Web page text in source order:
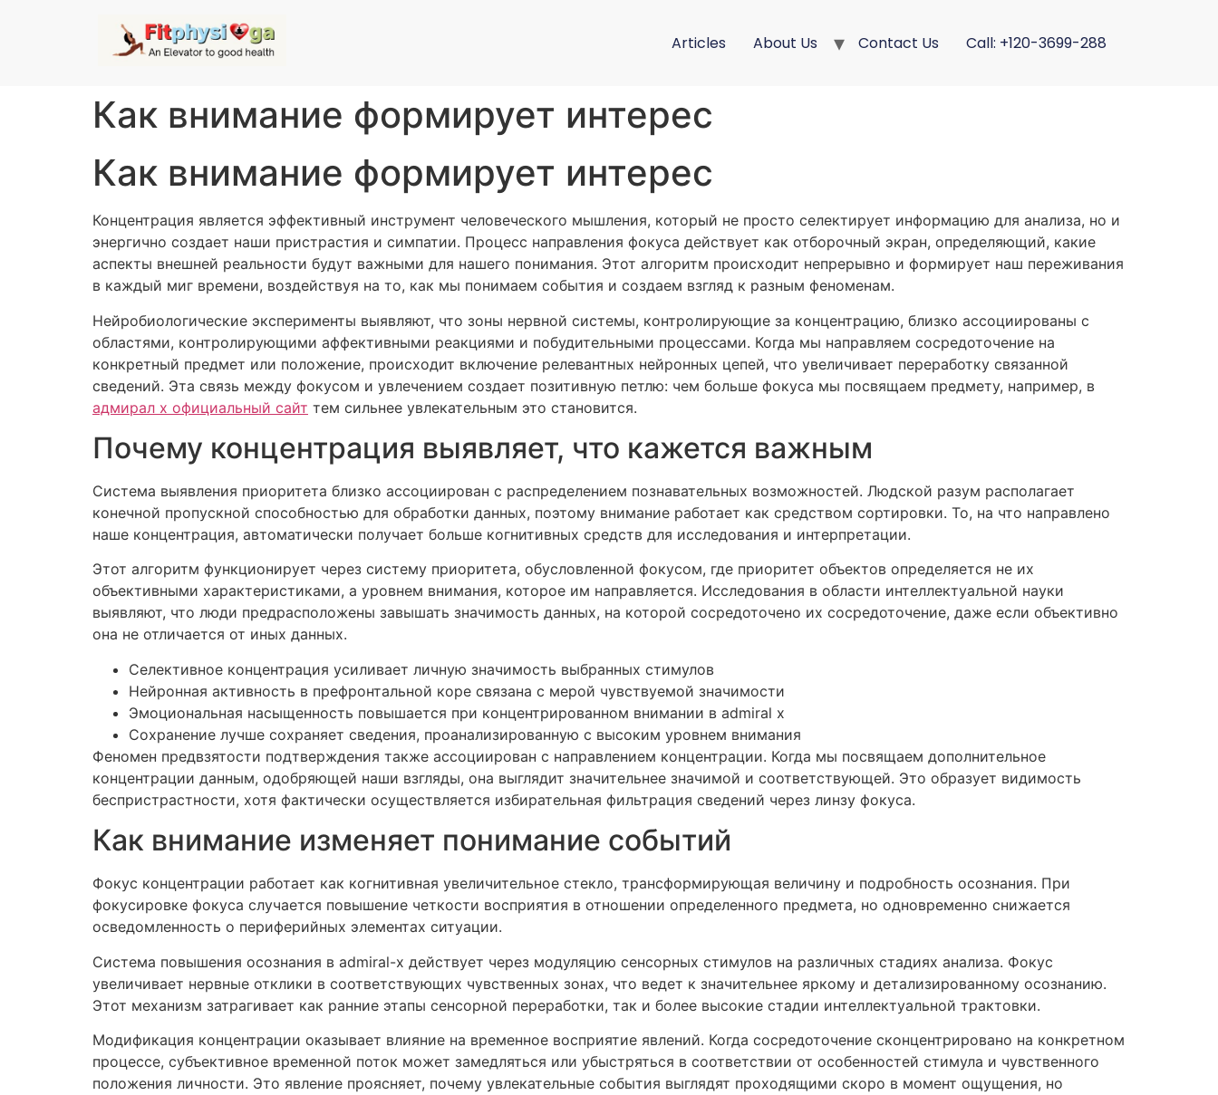
Articles About Us Contact Us Call: +120-3699-288
Как внимание формирует интерес
Как внимание формирует интерес
Концентрация является эффективный инструмент человеческого мышления, который не просто селектирует информацию для анализа, но и
энергично создает наши пристрастия и симпатии. Процесс направления фокуса действует как отборочный экран, определяющий, какие
аспекты внешней реальности будут важными для нашего понимания. Этот алгоритм происходит непрерывно и формирует наш переживания
в каждый миг времени, воздействуя на то, как мы понимаем события и создаем взгляд к разным феноменам.
Нейробиологические эксперименты выявляют, что зоны нервной системы, контролирующие за концентрацию, близко ассоциированы с
областями, контролирующими аффективными реакциями и побудительными процессами. Когда мы направляем сосредоточение на
конкретный предмет или положение, происходит включение релевантных нейронных цепей, что увеличивает переработку связанной
сведений. Эта связь между фокусом и увлечением создает позитивную петлю: чем больше фокуса мы посвящаем предмету, например, в
адмирал х официальный сайт тем сильнее увлекательным это становится.
Почему концентрация выявляет, что кажется важным
Система выявления приоритета близко ассоциирован с распределением познавательных возможностей. Людской разум располагает
конечной пропускной способностью для обработки данных, поэтому внимание работает как средством сортировки. То, на что направлено
наше концентрация, автоматически получает больше когнитивных средств для исследования и интерпретации.
Этот алгоритм функционирует через систему приоритета, обусловленной фокусом, где приоритет объектов определяется не их
объективными характеристиками, а уровнем внимания, которое им направляется. Исследования в области интеллектуальной науки
выявляют, что люди предрасположены завышать значимость данных, на которой сосредоточено их сосредоточение, даже если объективно
она не отличается от иных данных.
Селективное концентрация усиливает личную значимость выбранных стимулов
Нейронная активность в префронтальной коре связана с мерой чувствуемой значимости
Эмоциональная насыщенность повышается при концентрированном внимании в admiral x
Сохранение лучше сохраняет сведения, проанализированную с высоким уровнем внимания
Феномен предвзятости подтверждения также ассоциирован с направлением концентрации. Когда мы посвящаем дополнительное
концентрации данным, одобряющей наши взгляды, она выглядит значительнее значимой и соответствующей. Это образует видимость
беспристрастности, хотя фактически осуществляется избирательная фильтрация сведений через линзу фокуса.
Как внимание изменяет понимание событий
Фокус концентрации работает как когнитивная увеличительное стекло, трансформирующая величину и подробность осознания. При
фокусировке фокуса случается повышение четкости восприятия в отношении определенного предмета, но одновременно снижается
осведомленность о периферийных элементах ситуации.
Система повышения осознания в admiral-x действует через модуляцию сенсорных стимулов на различных стадиях анализа. Фокус
увеличивает нервные отклики в соответствующих чувственных зонах, что ведет к значительнее яркому и детализированному осознанию.
Этот механизм затрагивает как ранние этапы сенсорной переработки, так и более высокие стадии интеллектуальной трактовки.
Модификация концентрации оказывает влияние на временное восприятие явлений. Когда сосредоточение сконцентрировано на конкретном
процессе, субъективное временной поток может замедляться или убыстряться в соответствии от особенностей стимула и чувственного
положения личности. Это явление проясняет, почему увлекательные события выглядят проходящими скоро в момент ощущения, но